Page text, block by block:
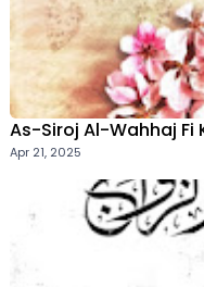
As-Siroj Al-Wahhaj Fi
Apr 21, 2025